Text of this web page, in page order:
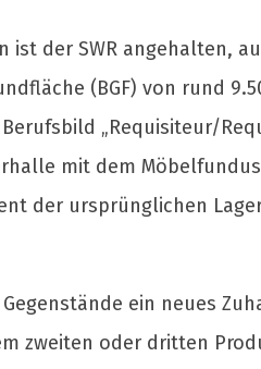
der SWR angehalten,
(BGF) von rund
„Requisiteur/
mit dem
der ursprünglichen
ein neues
zweiten oder dritten